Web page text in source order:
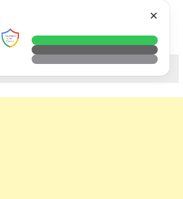
科技. 生活. 攝影.
✕